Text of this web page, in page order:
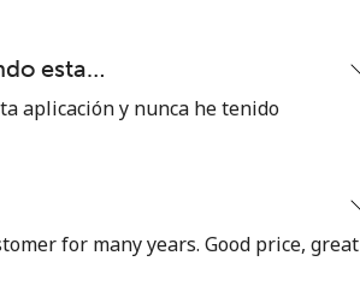
esta…
aplicación y nunca he tenido
for many years. Good price, great